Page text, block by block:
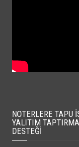
NOTERLERE TAPU
YALITIM
DESTEĞI